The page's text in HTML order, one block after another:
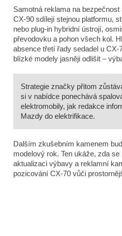
Samotná reklama na
CX-90 sdílejí stejnou platformu,
nebo plug-in hybridní ústrojí,
převodovku a pohon všech kol.
absence třetí řady sedadel u
blízké modely jasněji odlišit –
Strategie značky přitom
si v nabídce ponechává
elektromobily, jak redakce
Mazdy do elektrifikace.
Dalším zkušebním kamenem
modelový rok. Ten ukáže, zda
aktualizaci výbavy a reklamní
pozicování CX-70 vůči